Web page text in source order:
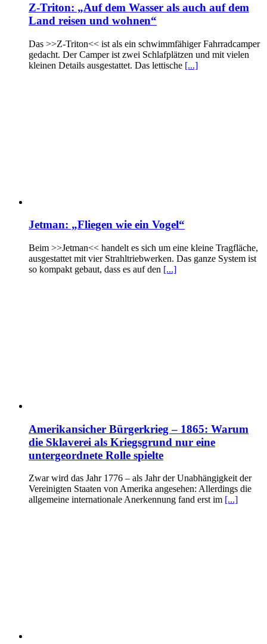
Z-Triton: „Auf dem Wasser als auch auf dem
Land reisen und wohnen“
Das >>Z-Triton<< ist als ein schwimmfähiger Fahrradcamper
gedacht. Der Camper ist zwei Schlafplätzen und mit vielen
kleinen Details ausgestattet. Das lettische [...]
Jetman: „Fliegen wie ein Vogel“
Beim >>Jetman<< handelt es sich um eine kleine Tragfläche,
ausgestattet mit vier Strahltriebwerken. Das ganze System ist
so kompakt gebaut, dass es auf den [...]
Amerikansicher Bürgerkrieg – 1865: Warum
die Sklaverei als Kriegsgrund nur eine
untergeordnete Rolle spielte
Zwar wird das Jahr 1776 – als Jahr der Unabhängigkeit der
Vereinigten Staaten von Amerika angesehen: Allerdings die
allgemeine internationale Anerkennung fand erst im [...]